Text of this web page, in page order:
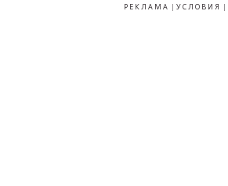
РЕКЛАМА | УСЛОВИЯ |